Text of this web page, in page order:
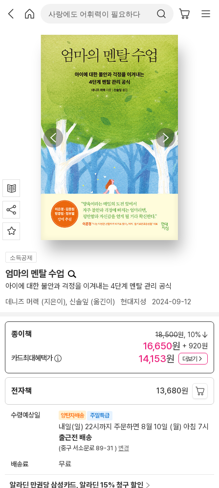
소득공제
엄마의 멘탈 수업
아이에 대한 불안과 걱정을 이겨내는 4단계 멘탈 관리 공식
데니즈 머렉 (지은이), 신솔잎 (옮긴이)현대지성 2024-09-12
종이책 18,500원, 10%
16,650원 + 920원
카드최대혜택가
14,153원 더보기
전자책 13,680원
수령예상일 양탄자배송 주말특급
내일(일) 22시까지 주문하면 8월 10일 (월) 아침 7시
출근전 배송
(중구 서소문로 89-31 ) 변경
배송료 무료
알라딘 만권당 삼성카드, 알라딘 15% 청구 할인